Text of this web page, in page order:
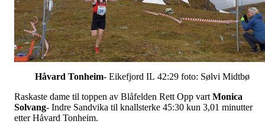
Håvard Tonheim- Eikefjord IL 42:29 foto: Sølvi Midtbø
Raskaste dame til toppen av Blåfelden Rett Opp vart Monica
Solvang- Indre Sandvika til knallsterke 45:30 kun 3,01 minutter
etter Håvard Tonheim.